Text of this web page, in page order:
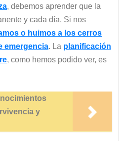
, debemos aprender que la
y cada día. Si nos
o huimos a los cerros
emergencia. La planificación
, como hemos podido ver, es
y